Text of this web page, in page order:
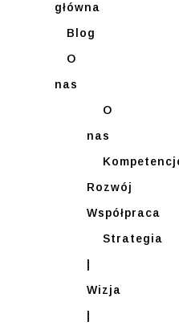
główna
Blog
O
nas
O
nas
Rozwój
Współpraca
Strategia
Wizja